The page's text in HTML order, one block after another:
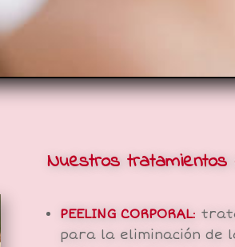
Nuestros tratamientos
PEELING CORPORAL:
para la eliminación de